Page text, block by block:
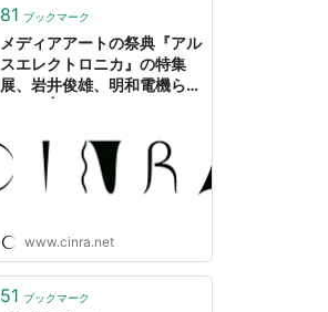
81 ブックマーク
メディアアートの祭典『アル
スエレクトロニカ』の特集
展、岩井俊雄、明和電機らの
www.cinra.net
51 ブックマーク